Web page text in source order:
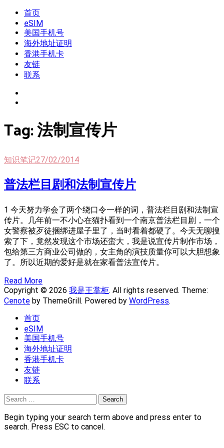
Skip
content
我是王掌柜
新闻酸菜馆|极客电台|自媒体联盟
首页
eSIM
美国手机号
海外地址证明
香港手机卡
友链
联系
Tag:法制宣传片
知识笔记27/02/2014
普法栏目剧和法制宣传片
1 今天努力学会了两个绕口令一样的词，普法栏目剧和法制宣
传片。几年前一不小心在猫扑看到一个南京普法栏目剧，一个
女警察被歹徒捆绑进屋子里了，当时看着都硬了。今天无聊搜
索了下，竟然发现这个市场还蛮大，我是说宣传片制作市场，
包给第三方商业公司做的，女主角的演技质量你可以大胆想象
了。所以近期的爱好是就在家看普法宣传片。
Read More
Copyright © 2026 我是王掌柜. All rights reserved. Theme:
Cenote by ThemeGrill. Powered by WordPress.
首页
eSIM
美国手机号
海外地址证明
香港手机卡
友链
联系
Search
for:
Begin typing your search term above and press enter to
search. Press ESC to cancel.